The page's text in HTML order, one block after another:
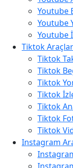
Youtube
Youtube
Youtube
Tiktok
Tiktok
Tiktok
Tiktok
Tiktok
Tiktok
Tiktok
Tiktok
Instagram